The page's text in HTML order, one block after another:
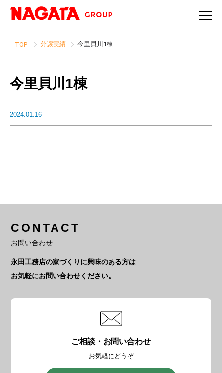
TOP 分譲実績 今里貝川1棟
今里貝川1棟
2024.01.16
CONTACT
お問い合わせ
永田工務店の家づくりに興味のある方は
お気軽にお問い合わせください。
ご相談・お問い合わせ
お気軽にどうぞ